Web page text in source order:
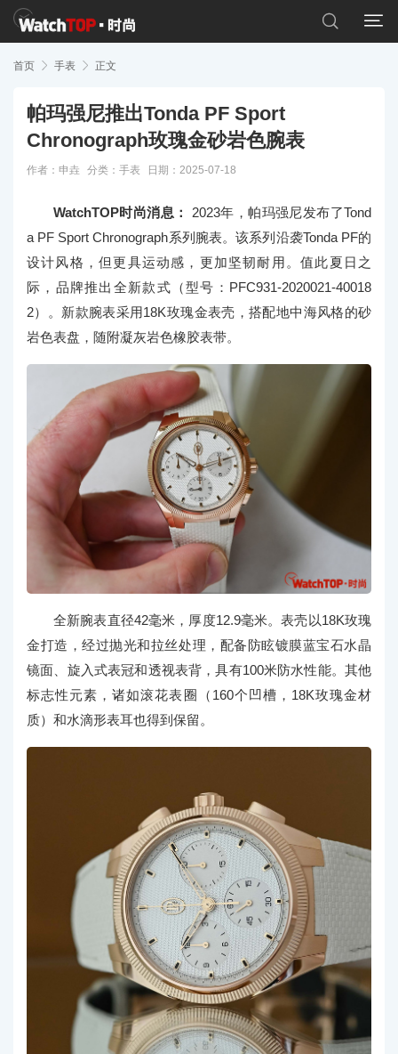


首页  手表  正文
帕玛强尼推出Tonda PF Sport
Chronograph玫瑰金砂岩色腕表
作者：申垚 分类： 手表 日期：2025-07-18
WatchTOP时尚消息：
2023年，帕玛强尼发布了Tond
a PF Sport Chronograph系列腕表。该系列沿袭Tonda PF的
设计风格，但更具运动感，更加坚韧耐用。值此夏日之
际，品牌推出全新款式（型号：PFC931-2020021-40018
2）。新款腕表采用18K玫瑰金表壳，搭配地中海风格的砂
岩色表盘，随附凝灰岩色橡胶表带。
全新腕表直径42毫米，厚度12.9毫米。表壳以18K玫瑰
金打造，经过抛光和拉丝处理，配备防眩镀膜蓝宝石水晶
镜面、旋入式表冠和透视表背，具有100米防水性能。其他
标志性元素，诸如滚花表圈（160个凹槽，18K玫瑰金材
质）和水滴形表耳也得到保留。